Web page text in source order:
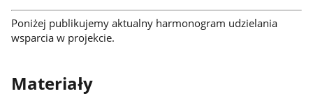
Poniżej publikujemy aktualny harmonogram udzielania
wsparcia w projekcie.
Materiały